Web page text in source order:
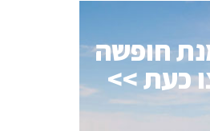
חופשה
כעת >>